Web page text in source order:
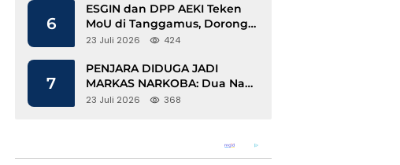
6
ESGIN dan DPP AEKI Teken
MoU di Tanggamus, Dorong
Ekonomi Hijau Berbasis Kopi
23 Juli 2026 424
7
PENJARA DIDUGA JADI
MARKAS NARKOBA: Dua Napi
Rajabasa Bebas Gunakan HP,
23 Juli 2026 368